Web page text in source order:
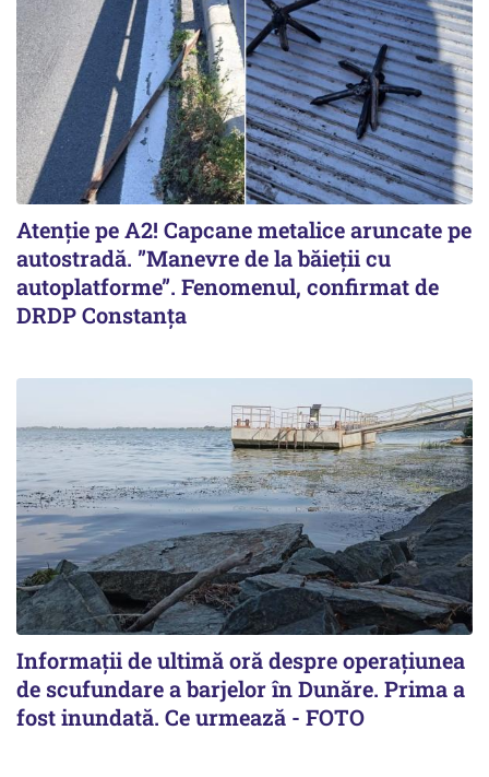
Atenție pe A2! Capcane metalice aruncate pe
autostradă. ”Manevre de la băieții cu
autoplatforme”. Fenomenul, confirmat de
DRDP Constanța
Informații de ultimă oră despre operațiunea
de scufundare a barjelor în Dunăre. Prima a
fost inundată. Ce urmează - FOTO